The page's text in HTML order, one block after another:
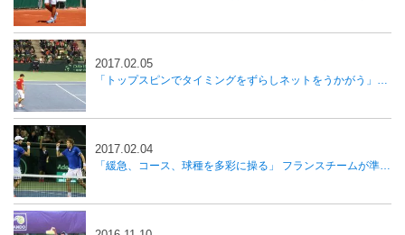
「トップスピンでタイミングをずらしネットをうかがう」西岡リタイアも内山が勝利し日本が1勝、国別対抗戦デ杯
2017.02.05
「緩急、コース、球種を多彩に操る」 フランスチームが準々決勝進出、国別対抗戦デ杯
2017.02.04